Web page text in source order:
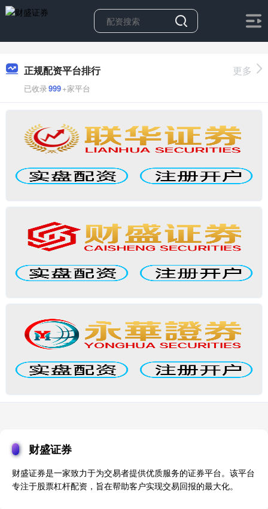
正规配资平台排行
已收录999+家平台
更多
财盛证券
财盛证券是一家致力于为交易者提供优质服务的证券平台。该平台
专注于股票杠杆配资，旨在帮助客户实现交易回报的最大化。